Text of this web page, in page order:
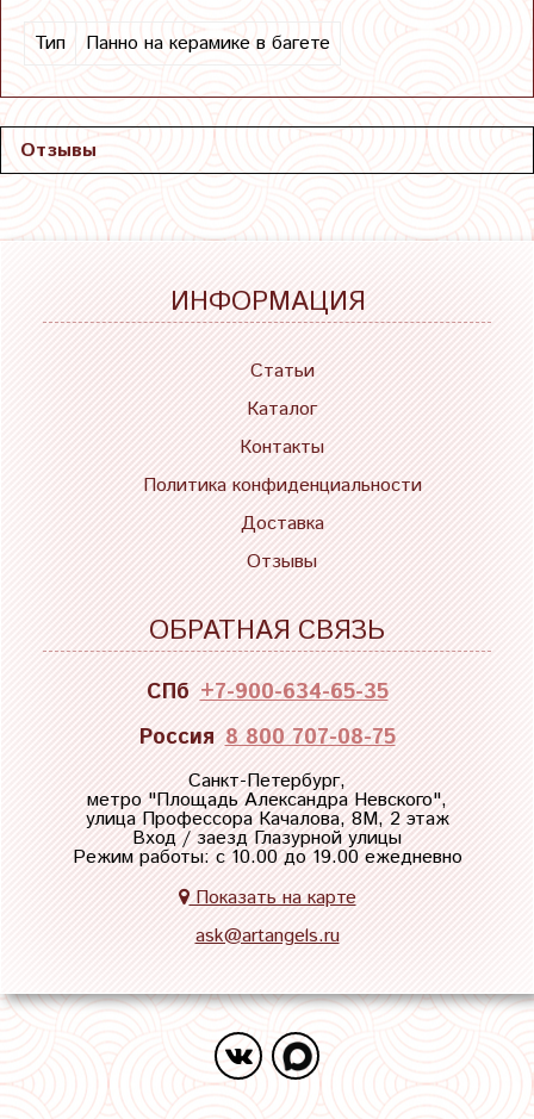
Тип Панно на керамике в багете
Отзывы
ИНФОРМАЦИЯ
Статьи
Каталог
Контакты
Политика конфиденциальности
Доставка
Отзывы
ОБРАТНАЯ СВЯЗЬ
СПб +7-900-634-65-35
Россия 8 800 707-08-75
Санкт-Петербург,
метро "Площадь Александра Невского",
улица Профессора Качалова, 8М, 2 этаж
Вход / заезд Глазурной улицы
Режим работы: с 10.00 до 19.00 ежедневно
Показать на карте
ask@artangels.ru